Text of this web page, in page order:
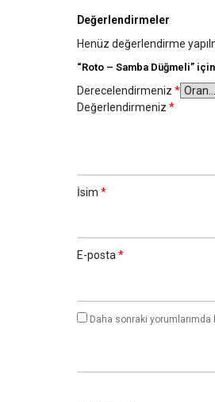
Değerlendirmeler
Henüz değerlendirme
“Roto – Samba Düğmeli”
Derecelendirmeniz *
Değerlendirmeniz *
İsim *
E-posta *
Daha sonraki yorumlarımda